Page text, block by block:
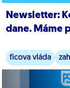
Newsletter:
dane. Máme
ficova vláda